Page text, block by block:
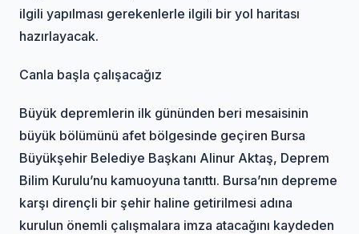
ilgili yapılması gerekenlerle ilgili bir yol haritası
hazırlayacak.
Canla başla çalışacağız
Büyük depremlerin ilk gününden beri mesaisinin
büyük bölümünü afet bölgesinde geçiren Bursa
Büyükşehir Belediye Başkanı Alinur Aktaş, Deprem
Bilim Kurulu’nu kamuoyuna tanıttı. Bursa’nın depreme
karşı dirençli bir şehir haline getirilmesi adına
kurulun önemli çalışmalara imza atacağını kaydeden